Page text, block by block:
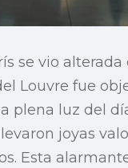
se vio alterada
Louvre fue
plena luz del
joyas
Esta